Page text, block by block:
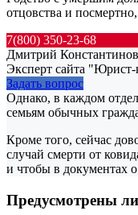
отцовства и
7(800) 350-23-68
Дмитрий
Эксперт сайта "Юрист-
Задать вопрос
Однако, в каждом
семьям обычных
Кроме того, сейчас
случай смерти от
и чтобы в документах
Предусмотрены